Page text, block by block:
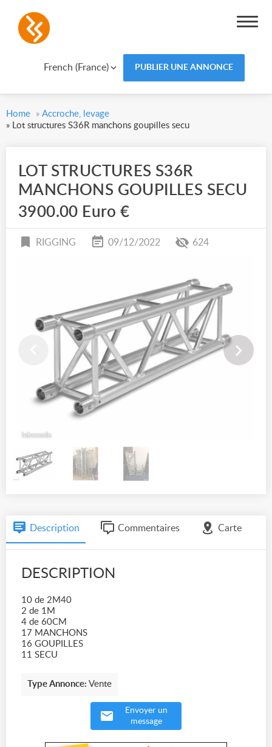
French (France) PUBLIER UNE ANNONCE
Home » Accroche, levage
» Lot structures S36R manchons goupilles secu
LOT STRUCTURES S36R
MANCHONS GOUPILLES SECU
3900.00 Euro €
RIGGING 09/12/2022 624
Description Commentaires Carte
DESCRIPTION
10 de 2M40
2 de 1M
4 de 60CM
17 MANCHONS
16 GOUPILLES
11 SECU
Type Annonce: Vente
Envoyer un
message